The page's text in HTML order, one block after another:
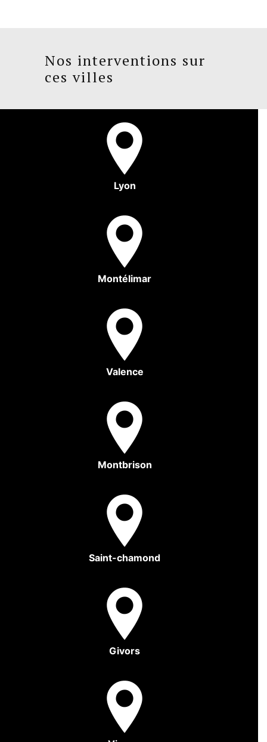
Nos interventions sur
ces villes
Lyon
Montélimar
Valence
Montbrison
Saint-chamond
Givors